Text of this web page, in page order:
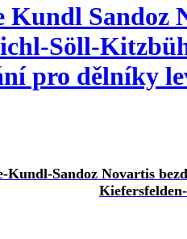
Kundl
Söll-
pro dělníky